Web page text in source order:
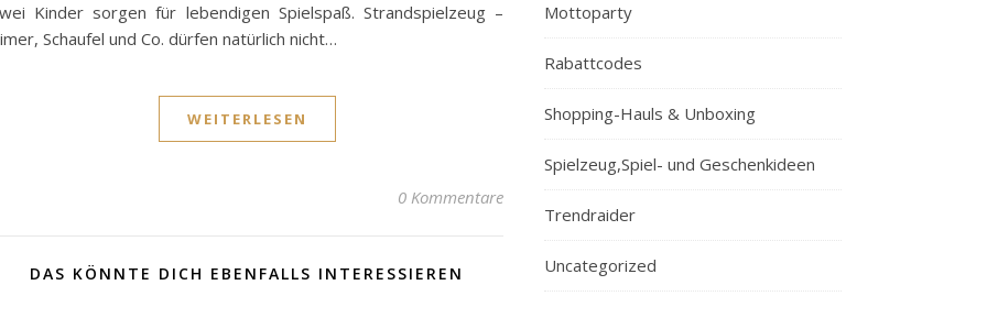
Kinder sorgen für lebendigen Spielspaß. Strandspielzeug –
Schaufel und Co. dürfen natürlich nicht…
WEITERLESEN
0 Kommentare
DAS KÖNNTE DICH EBENFALLS INTERESSIEREN
Mottoparty
Rabattcodes
Shopping-Hauls & Unboxing
Spielzeug,Spiel- und Geschenkideen
Trendraider
Uncategorized